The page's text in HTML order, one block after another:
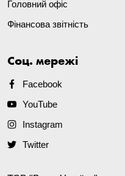
Головний офіс
Фінансова звітність
Соц. мережі
Facebook
YouTube
Instagram
Twitter